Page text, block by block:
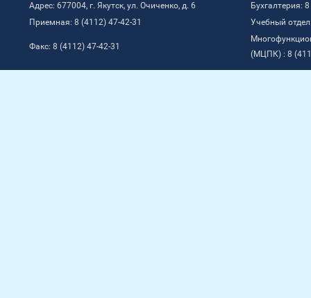
Адрес: 677004, г. Якутск, ул. Очиченко, д. 6
Бухгалтерия:
Приемная: 8 (4112) 47-42-31
Учебный
Факс: 8 (4112) 47-42-31
(МЦПК) : 8